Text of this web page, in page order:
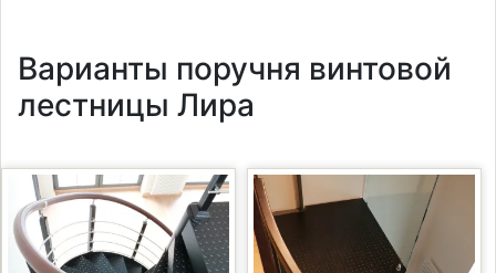
Варианты поручня винтовой
лестницы Лира